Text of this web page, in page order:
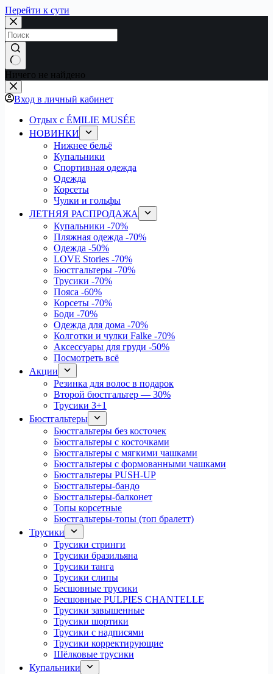
Перейти к сути
Ничего не найдено
Вход в личный кабинет
Отдых с ÉMILIE MUSÉE
НОВИНКИ
Нижнее бельё
Купальники
Спортивная одежда
Одежда
Корсеты
Чулки и гольфы
ЛЕТНЯЯ РАСПРОДАЖА
Купальники -70%
Пляжная одежда -70%
Одежда -50%
LOVE Stories -70%
Бюстгальтеры -70%
Трусики -70%
Пояса -60%
Корсеты -70%
Боди -70%
Одежда для дома -70%
Колготки и чулки Falke -70%
Аксессуары для груди -50%
Посмотреть всё
Акции
Резинка для волос в подарок
Второй бюстгальтер — 30%
Трусики 3+1
Бюстгальтеры
Бюстгальтеры без косточек
Бюстгальтеры с косточками
Бюстгальтеры с мягкими чашками
Бюстгальтеры с формованными чашками
Бюстгальтеры PUSH-UP
Бюстгальтеры-бандо
Бюстгальтеры-балконет
Топы корсетные
Бюстгальтеры-топы (топ бралетт)
Трусики
Трусики стринги
Трусики бразильяна
Трусики танга
Трусики слипы
Бесшовные трусики
Бесшовные PULPIES CHANTELLE
Трусики завышенные
Трусики шортики
Трусики с надписями
Трусики корректирующие
Шёлковые трусики
Купальники